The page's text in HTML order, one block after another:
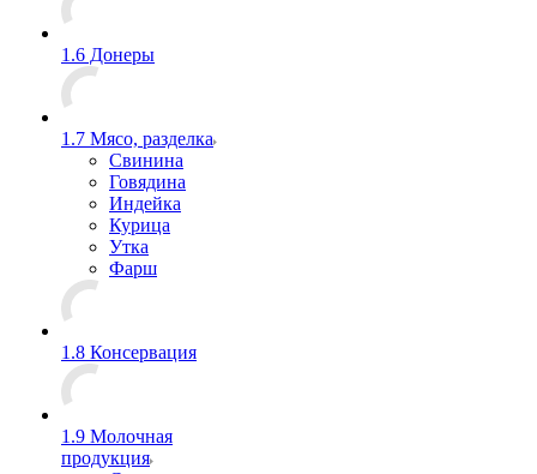
1.6 Донеры
1.7 Мясо, разделка
Свинина
Говядина
Индейка
Курица
Утка
Фарш
1.8 Консервация
1.9 Молочная
продукция